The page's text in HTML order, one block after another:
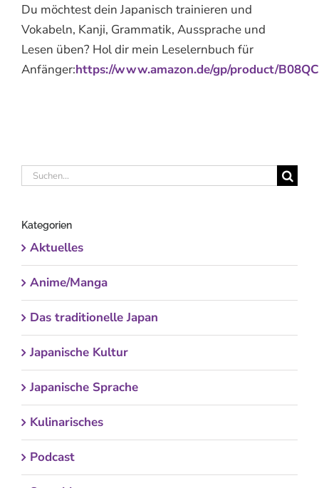
Du möchtest dein Japanisch trainieren und
Vokabeln, Kanji, Grammatik, Aussprache und
Lesen üben? Hol dir mein Leselernbuch für
Anfänger:https://www.amazon.de/gp/product/
Suche
Kategorien
Aktuelles
Anime/Manga
Das traditionelle Japan
Japanische Kultur
Japanische Sprache
Kulinarisches
Podcast